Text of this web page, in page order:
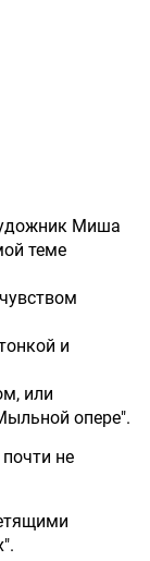
Миша
теме
и
или
опере".
не